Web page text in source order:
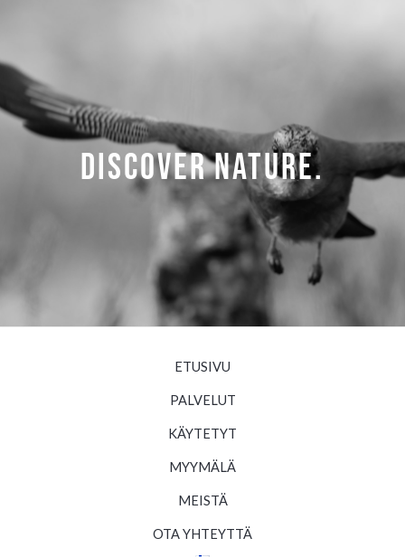
Discover NATURE.
ETUSIVU
PALVELUT
KÄYTETYT
MYYMÄLÄ
MEISTÄ
OTA YHTEYTTÄ